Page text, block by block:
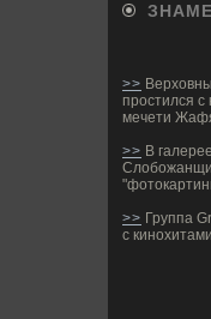
>>
простился
мечети
>> В
>> Группа
с кинохитами